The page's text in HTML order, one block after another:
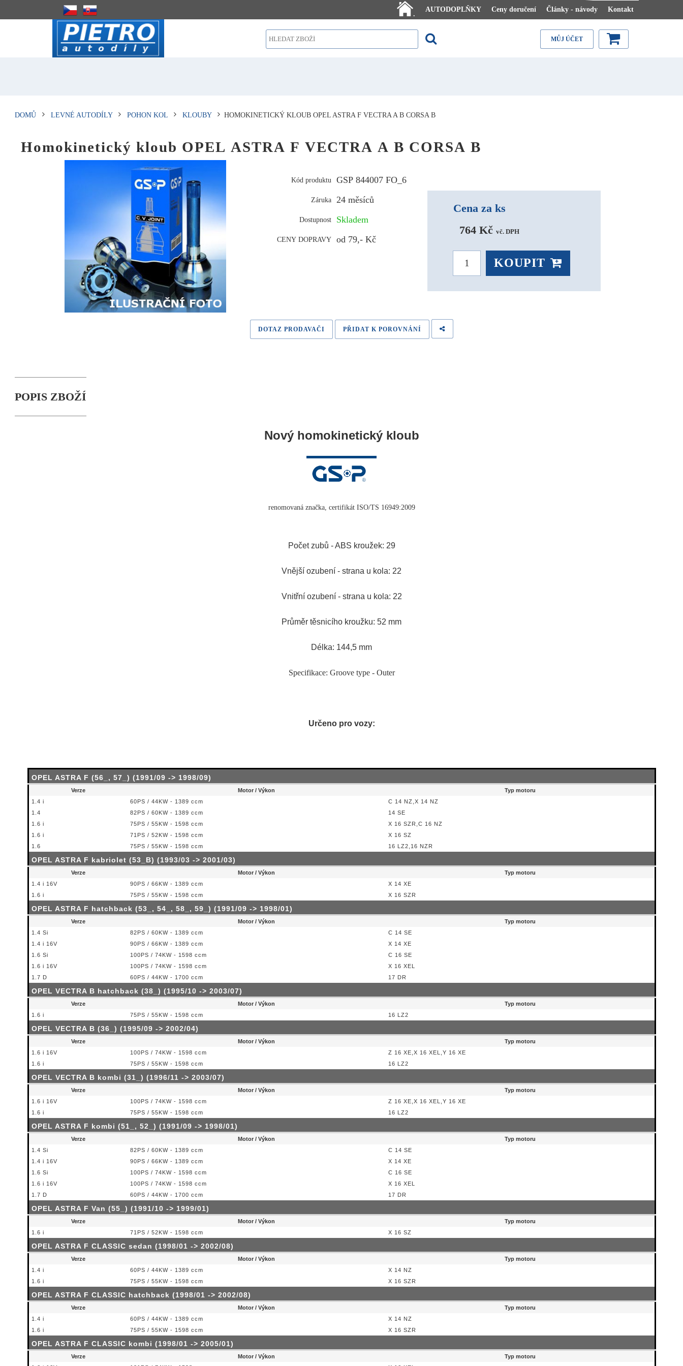
.
AUTODOPLŇKY Ceny doručení Články - návody Kontakt
MŮJ ÚČET
DOMŮ LEVNÉ AUTODÍLY POHON KOL KLOUBY HOMOKINETICKÝ KLOUB OPEL ASTRA F VECTRA A B CORSA B
Homokinetický kloub OPEL ASTRA F VECTRA A B CORSA B
Kód produktu GSP 844007 FO_6
Záruka 24 měsíců
Dostupnost Skladem
CENY DOPRAVY od 79,- Kč
Cena za ks
764 Kč vč. DPH
KOUPIT
DOTAZ PRODAVAČI PŘIDAT K POROVNÁNÍ
POPIS ZBOŽÍ
Nový homokinetický kloub
renomovaná značka, certifikát ISO/TS 16949:2009
Počet zubů - ABS kroužek: 29
Vnější ozubení - strana u kola: 22
Vnitřní ozubení - strana u kola: 22
Průměr těsnicího kroužku: 52 mm
Délka: 144,5 mm
Specifikace: Groove type - Outer
Určeno pro vozy:
OPEL ASTRA F (56_, 57_) (1991/09 -> 1998/09)
Verze Motor / Výkon
Typ motoru
1.4 i
60PS / 44KW - 1389 ccm
C 14 NZ,X 14 NZ
1.4
82PS / 60KW - 1389 ccm
14 SE
1.6 i
75PS / 55KW - 1598 ccm
X 16 SZR,C 16 NZ
1.6 i
71PS / 52KW - 1598 ccm
X 16 SZ
1.6
75PS / 55KW - 1598 ccm 16 LZ2,16 NZR
OPEL ASTRA F kabriolet (53_B) (1993/03 -> 2001/03)
Verze Motor / Výkon
Typ motoru
1.4 i 16V
90PS / 66KW - 1389 ccm
X 14 XE
1.6 i
75PS / 55KW - 1598 ccm X 16 SZR
OPEL ASTRA F hatchback (53_, 54_, 58_, 59_) (1991/09 -> 1998/01)
Verze Motor / Výkon
Typ motoru
1.4 Si
82PS / 60KW - 1389 ccm
C 14 SE
1.4 i 16V
90PS / 66KW - 1389 ccm
X 14 XE
1.6 Si
100PS / 74KW - 1598 ccm
C 16 SE
1.6 i 16V
100PS / 74KW - 1598 ccm
X 16 XEL
1.7 D
60PS / 44KW - 1700 ccm 17 DR
OPEL VECTRA B hatchback (38_) (1995/10 -> 2003/07)
Verze Motor / Výkon
Typ motoru
1.6 i
75PS / 55KW - 1598 ccm 16 LZ2
OPEL VECTRA B (36_) (1995/09 -> 2002/04)
Verze Motor / Výkon
Typ motoru
1.6 i 16V
100PS / 74KW - 1598 ccm
Z 16 XE,X 16 XEL,Y 16 XE
1.6 i
75PS / 55KW - 1598 ccm 16 LZ2
OPEL VECTRA B kombi (31_) (1996/11 -> 2003/07)
Verze Motor / Výkon
Typ motoru
1.6 i 16V
100PS / 74KW - 1598 ccm
Z 16 XE,X 16 XEL,Y 16 XE
1.6 i
75PS / 55KW - 1598 ccm 16 LZ2
OPEL ASTRA F kombi (51_, 52_) (1991/09 -> 1998/01)
Verze Motor / Výkon
Typ motoru
1.4 Si
82PS / 60KW - 1389 ccm
C 14 SE
1.4 i 16V
90PS / 66KW - 1389 ccm
X 14 XE
1.6 Si
100PS / 74KW - 1598 ccm
C 16 SE
1.6 i 16V
100PS / 74KW - 1598 ccm
X 16 XEL
1.7 D
60PS / 44KW - 1700 ccm 17 DR
OPEL ASTRA F Van (55_) (1991/10 -> 1999/01)
Verze Motor / Výkon
Typ motoru
1.6 i
71PS / 52KW - 1598 ccm X 16 SZ
OPEL ASTRA F CLASSIC sedan (1998/01 -> 2002/08)
Verze Motor / Výkon
Typ motoru
1.4 i
60PS / 44KW - 1389 ccm
X 14 NZ
1.6 i
75PS / 55KW - 1598 ccm X 16 SZR
OPEL ASTRA F CLASSIC hatchback (1998/01 -> 2002/08)
Verze Motor / Výkon
Typ motoru
1.4 i
60PS / 44KW - 1389 ccm
X 14 NZ
1.6 i
75PS / 55KW - 1598 ccm X 16 SZR
OPEL ASTRA F CLASSIC kombi (1998/01 -> 2005/01)
Verze Motor / Výkon
Typ motoru